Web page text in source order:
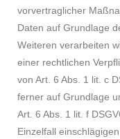
vorvertraglicher
Daten auf Grundlage
Weiteren verarbeiten
einer rechtlichen
von Art. 6 Abs. 1 lit. c
ferner auf Grundlage
Art. 6 Abs. 1 lit. f
Einzelfall